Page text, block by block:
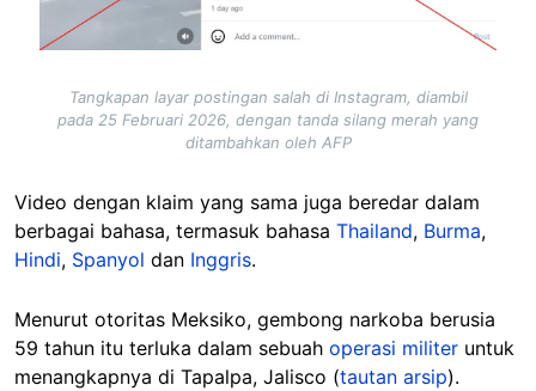
Tangkapan layar postingan salah di Instagram, diambil
pada 25 Februari 2026, dengan tanda silang merah yang
ditambahkan oleh AFP
Video dengan klaim yang sama juga beredar dalam
berbagai bahasa, termasuk bahasa Thailand, Burma,
Hindi, Spanyol dan Inggris.
Menurut otoritas Meksiko, gembong narkoba berusia
59 tahun itu terluka dalam sebuah operasi militer untuk
menangkapnya di Tapalpa, Jalisco (tautan arsip).